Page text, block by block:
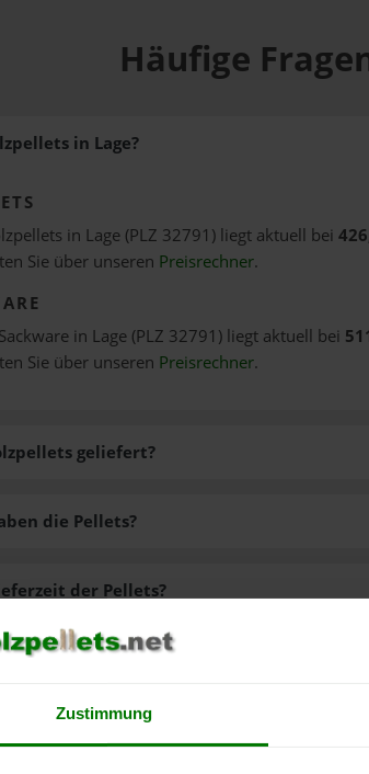
Zustimmung
Häufige
in Lage?
in Lage (PLZ 32791) liegt aktuell bei
Sie über unseren Preisrechner.
in Lage (PLZ 32791) liegt aktuell bei
Sie über unseren Preisrechner.
geliefert?
gibt es?
die Pellets?
der Pellets?